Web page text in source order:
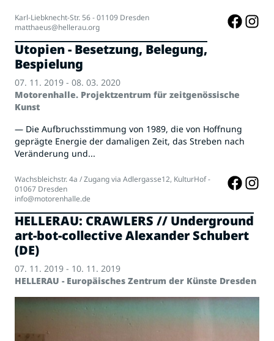
Karl-Liebknecht-Str. 56 - 01109 Dresden
matthaeus@hellerau.org
Utopien - Besetzung, Belegung,
Bespielung
07. 11. 2019 - 08. 03. 2020
Motorenhalle. Projektzentrum für zeitgenössische
Kunst
— Die Aufbruchsstimmung von 1989, die von Hoffnung
geprägte Energie der damaligen Zeit, das Streben nach
Veränderung und...
Wachsbleichstr. 4a / Zugang via Adlergasse12, KulturHof -
01067 Dresden
info@motorenhalle.de
HELLERAU: CRAWLERS // Underground
art-bot-collective Alexander Schubert
(DE)
07. 11. 2019 - 10. 11. 2019
HELLERAU - Europäisches Zentrum der Künste Dresden